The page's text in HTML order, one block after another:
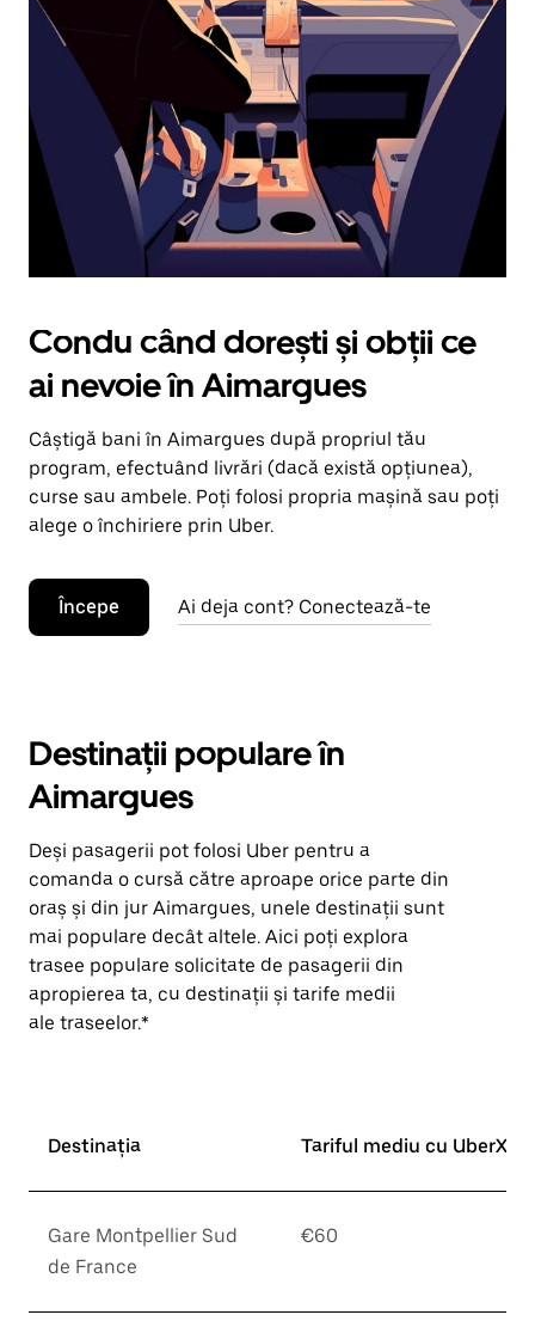
în
jos.
Închide
calendarul
apăsând
pe
butonul
Escape.
Condu când dorești și obții ce
ai nevoie în Aimargues
Câștigă bani în Aimargues după propriul tău
program, efectuând livrări (dacă există opțiunea),
curse sau ambele. Poți folosi propria mașină sau poți
alege o închiriere prin Uber.
Începe Ai deja cont? Conectează-te
Destinații populare în
Aimargues
Deși pasagerii pot folosi Uber pentru a
comanda o cursă către aproape orice parte din
oraș și din jur Aimargues, unele destinații sunt
mai populare decât altele. Aici poți explora
trasee populare solicitate de pasagerii din
apropierea ta, cu destinații și tarife medii
ale traseelor.*
Destinația Tariful mediu cu UberX*
Gare Montpellier Sud
de France
€60